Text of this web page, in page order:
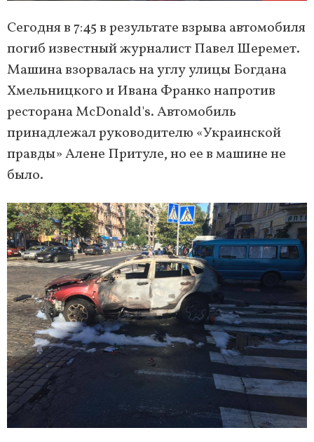
Сегодня в 7:45 в результате взрыва автомобиля
погиб известный журналист Павел Шеремет.
Машина взорвалась на углу улицы Богдана
Хмельницкого и Ивана Франко напротив
ресторана McDonald's. Автомобиль
принадлежал руководителю «Украинской
правды» Алене Притуле, но ее в машине не
было.